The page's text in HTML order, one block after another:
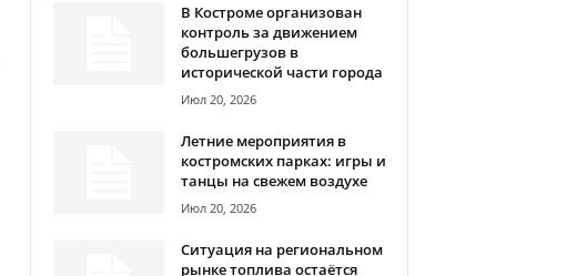
В Костроме организован
контроль за движением
большегрузов в
исторической части города
Июл 20, 2026
Летние мероприятия в
костромских парках: игры и
танцы на свежем воздухе
Июл 20, 2026
Ситуация на региональном
рынке топлива остаётся